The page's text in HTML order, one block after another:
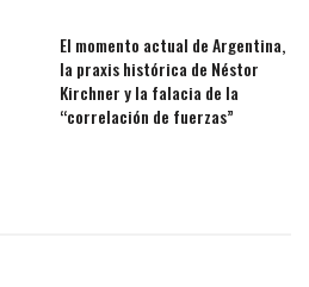
El momento actual de Argentina,
la praxis histórica de Néstor
Kirchner y la falacia de la
“correlación de fuerzas”